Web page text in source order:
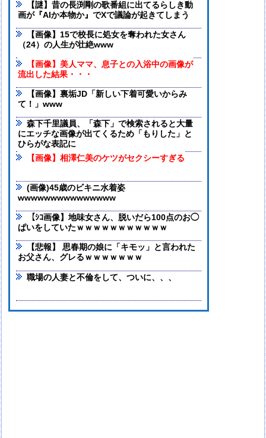
【謎】昔の長渕剛の歌番組に出てるらしき動
画が『AIか本物か』でXで議論が起きてしまう
【画像】15で校長に処女を奪われた女さん
（24）の人生が壮絶www
【画像】美人ママ、息子との入浴中の画像が
流出した結果・・・
【画像】裏垢JD「新しい下着可愛いからみ
て！」www
森下千里議員、「森下」で検索されると大量
にエッチな画像が出てくるため「もりした」と
ひらがな表記に
【画像】相澤仁美のケツがセクシーすぎる
(画像)45歳のビキニ水着姿
wwwwwwwwwwwwwww
【ｼｺ画像】地味女さん、脱いだら100点のお◯
ぱいをしていたｗｗｗｗｗｗｗｗｗｗｗ
【悲報】 思春期の娘に「キモッ」と言われた
お父さん、グレるｗｗｗｗｗｗｗ
職場の人妻と不倫をして、ついに、、、